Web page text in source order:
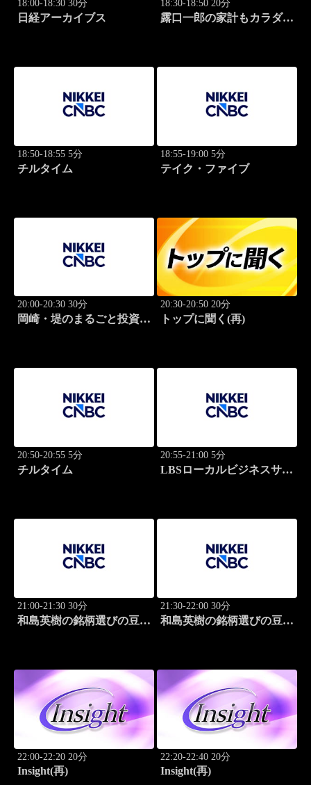
18:00-18:30 30分
日経アーカイブス
18:30-18:50 20分
露口一郎の家計もカラダも
18:50-18:55 5分
チルタイム
18:55-19:00 5分
テイク・ファイブ
20:00-20:30 30分
岡崎・堤のまるごと投資道
20:30-20:50 20分
トップに聞く(再)
20:50-20:55 5分
チルタイム
20:55-21:00 5分
LBSローカルビジネスサテ
21:00-21:30 30分
和島英樹の銘柄選びの豆知
21:30-22:00 30分
和島英樹の銘柄選びの豆知
22:00-22:20 20分
Insight(再)
22:20-22:40 20分
Insight(再)